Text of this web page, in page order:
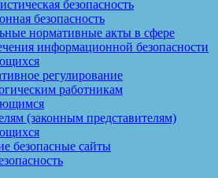
безопасность
безопасность
нормативные акты в сфере
информационной безопасности
регулирование
работникам
(законным представителям)
безопасные сайты